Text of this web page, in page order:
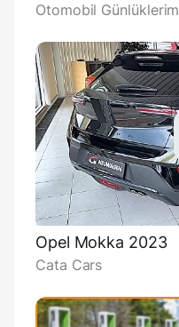
Otomobil Günlüklerim
Opel Mokka 2023
Cata Cars